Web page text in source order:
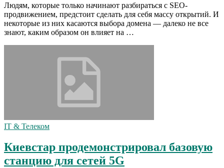
Людям, которые только начинают разбираться с SEO-
продвижением, предстоит сделать для себя массу открытий. И
некоторые из них касаются выбора домена — далеко не все
знают, каким образом он влияет на …
IT & Телеком
Киевстар продемонстрировал базовую
станцию для сетей 5G